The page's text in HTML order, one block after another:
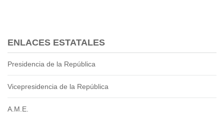
ENLACES ESTATALES
Presidencia de la República
Vicepresidencia de la República
A.M.E.
2012
2021
2020
2019